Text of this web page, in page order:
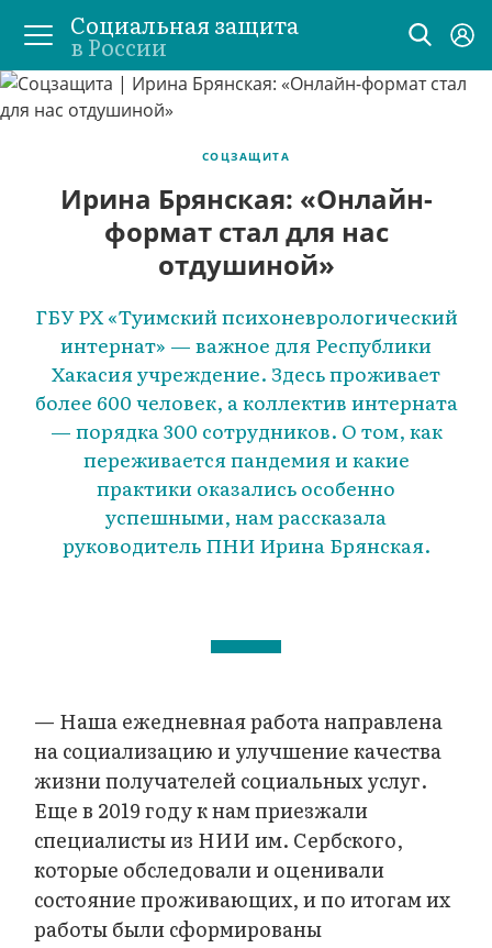
Социальная защита
в России
СОЦЗАЩИТА
Ирина Брянская: «Онлайн-
формат стал для нас
отдушиной»
ГБУ РХ «Туимский психоневрологический
интернат» — важное для Республики
Хакасия учреждение. Здесь проживает
более 600 человек, а коллектив интерната
— порядка 300 сотрудников. О том, как
переживается пандемия и какие
практики оказались особенно
успешными, нам рассказала
руководитель ПНИ Ирина Брянская.
— Наша ежедневная работа направлена
на социализацию и улучшение качества
жизни получателей социальных услуг.
Еще в 2019 году к нам приезжали
специалисты из НИИ им. Сербского,
которые обследовали и оценивали
состояние проживающих, и по итогам их
работы были сформированы